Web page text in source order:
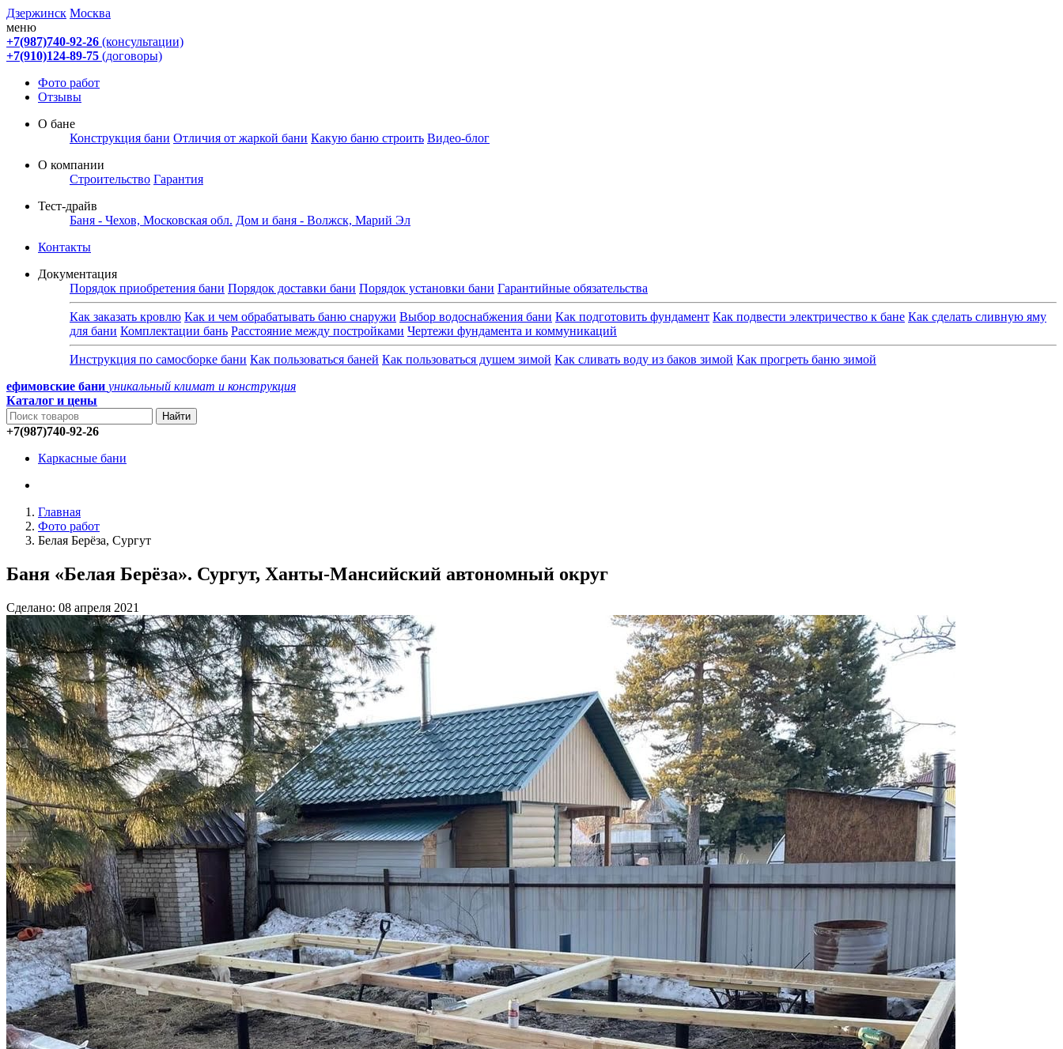
Дзержинск Москва
меню
+7(987)740-92-26 (консультации)
+7(910)124-89-75 (договоры)
Фото работ
Отзывы
О бане
Конструкция бани Отличия от жаркой бани Какую баню строить Видео-блог
О компании
Строительство Гарантия
Тест-драйв
Баня - Чехов, Московская обл. Дом и баня - Волжск, Марий Эл
Контакты
Документация
Порядок приобретения бани Порядок доставки бани Порядок установки бани Гарантийные обязательства
Как заказать кровлю Как и чем обрабатывать баню снаружи Выбор водоснабжения бани Как подготовить фундамент Как подвести электричество к бане Как сделать сливную яму
для бани Комплектации бань Расстояние между постройками Чертежи фундамента и коммуникаций
Инструкция по самосборке бани Как пользоваться баней Как пользоваться душем зимой Как сливать воду из баков зимой Как прогреть баню зимой
ефимовские бани уникальный климат и конструкция
Каталог и цены
+7(987)740-92-26
Каркасные бани
Главная
Фото работ
Белая Берёза, Сургут
Баня «Белая Берёза». Сургут, Ханты-Мансийский автономный округ
Сделано: 08 апреля 2021